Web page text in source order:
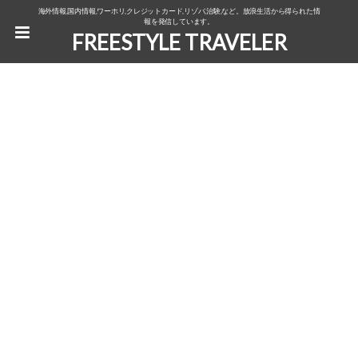
海外情報,国内情報,ワーホリ,クレジットカード,リゾバ,治験,など。放浪生活から得られた情
報を発信しています。
FREESTYLE TRAVELER